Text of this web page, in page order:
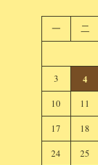
一 二
3 4
10
11
17
18
24
25